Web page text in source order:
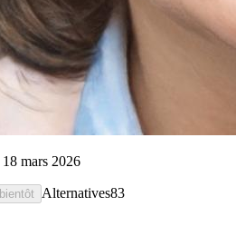
18 mars 2026
bientôt Alternatives83